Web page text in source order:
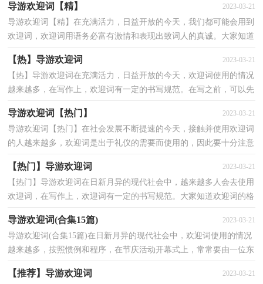
导游欢迎词【精】 2023-03-21
导游欢迎词【精】在充满活力，日益开放的今天，我们都可能会用到
欢迎词，欢迎词用语务必富有激情和表现出致词人的真诚。大家知道
【热】导游欢迎词 2023-03-21
【热】导游欢迎词在充满活力，日益开放的今天，欢迎词使用的情况
越来越多，在写作上，欢迎词有一定的书写规范。在写之前，可以先
导游欢迎词【热门】 2023-03-21
导游欢迎词【热门】在社会发展不断提速的今天，接触并使用欢迎词
的人越来越多，欢迎词是出于礼仪的需要而使用的，因此要十分注意
【热门】导游欢迎词 2023-03-21
【热门】导游欢迎词在日新月异的现代社会中，越来越多人会去使用
欢迎词，在写作上，欢迎词有一定的书写规范。大家知道欢迎词的格
导游欢迎词(合集15篇) 2023-03-21
导游欢迎词(合集15篇)在日新月异的现代社会中，欢迎词使用的情况
越来越多，按照惯例和程序，在节庆活动开幕式上，常常要由一位东
【推荐】导游欢迎词 2023-03-21